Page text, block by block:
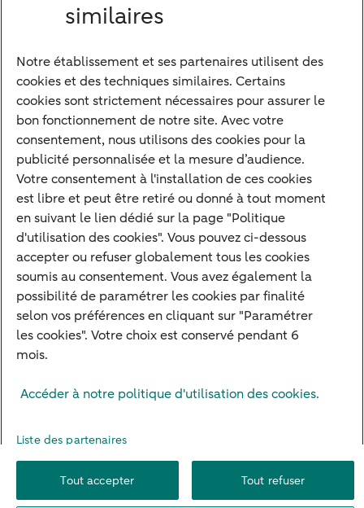
Notre approche
Nos experts
Notre raison d'être
Devenir client
Diversifier vos classes d'actifs
Structurer votre patrimoine
Développer votre entreprise
Banque à distance
Actualités
Contact
Plan du site
Autres sites
Protection des Données
Paramètres des cookies Formulaire de résiliation
similaires
Notre établissement et ses partenaires utilisent des
cookies et des techniques similaires. Certains
cookies sont strictement nécessaires pour assurer le
bon fonctionnement de notre site. Avec votre
consentement, nous utilisons des cookies pour la
publicité personnalisée et la mesure d’audience.
Votre consentement à l'installation de ces cookies
est libre et peut être retiré ou donné à tout moment
en suivant le lien dédié sur la page "Politique
d'utilisation des cookies". Vous pouvez ci-dessous
accepter ou refuser globalement tous les cookies
soumis au consentement. Vous avez également la
possibilité de paramétrer les cookies par finalité
selon vos préférences en cliquant sur "Paramétrer
les cookies". Votre choix est conservé pendant 6
mois.
Accéder à notre politique d'utilisation des cookies.
Liste des partenaires
Tout accepter Tout refuser